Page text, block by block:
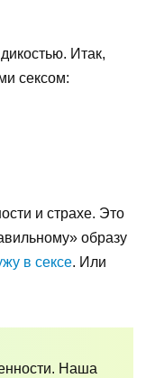
Итак,
сексом:
и страхе. Это
образу
в сексе. Или
Наша